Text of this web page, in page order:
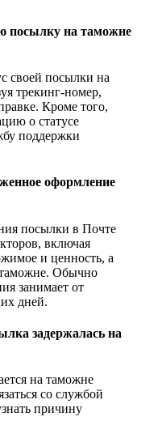
посылку на таможне
своей посылки на
трекинг-номер,
Кроме того,
о статусе
поддержки
оформление
посылки в Почте
включая
и ценность, а
Обычно
занимает от
дней.
задержалась на
на таможне
со службой
причину